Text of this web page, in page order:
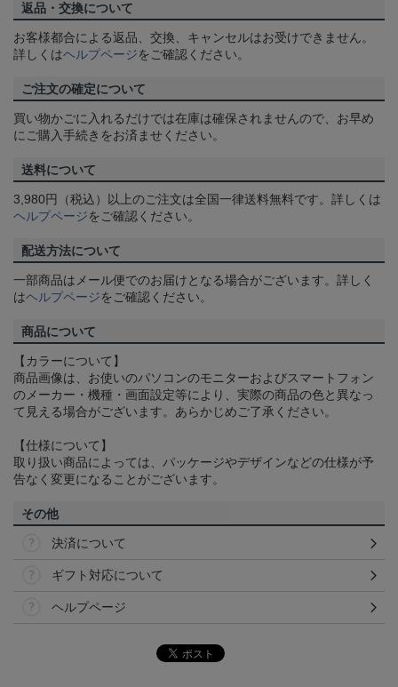
返品・交換について
お客様都合による返品、交換、キャンセルはお受けできません。
詳しくはヘルプページをご確認ください。
ご注文の確定について
買い物かごに入れるだけでは在庫は確保されませんので、お早め
にご購入手続きをお済ませください。
送料について
3,980円（税込）以上のご注文は全国一律送料無料です。詳しくは
ヘルプページをご確認ください。
配送方法について
一部商品はメール便でのお届けとなる場合がございます。詳しく
はヘルプページをご確認ください。
商品について
【カラーについて】
商品画像は、お使いのパソコンのモニターおよびスマートフォン
のメーカー・機種・画面設定等により、実際の商品の色と異なっ
て見える場合がございます。あらかじめご了承ください。
【仕様について】
取り扱い商品によっては、パッケージやデザインなどの仕様が予
告なく変更になることがございます。
その他
決済について
ギフト対応について
ヘルプページ